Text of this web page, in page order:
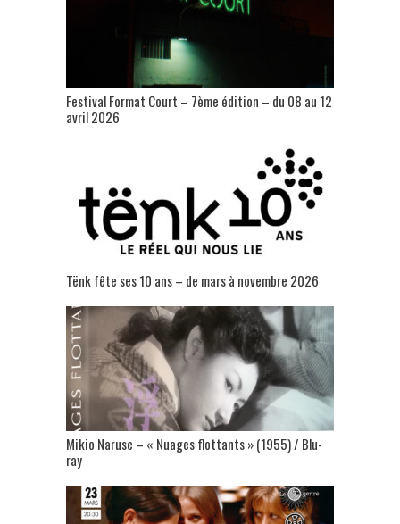
Festival Format Court – 7ème édition – du 08 au 12
avril 2026
Tënk fête ses 10 ans – de mars à novembre 2026
Mikio Naruse – « Nuages flottants » (1955) / Blu-
ray